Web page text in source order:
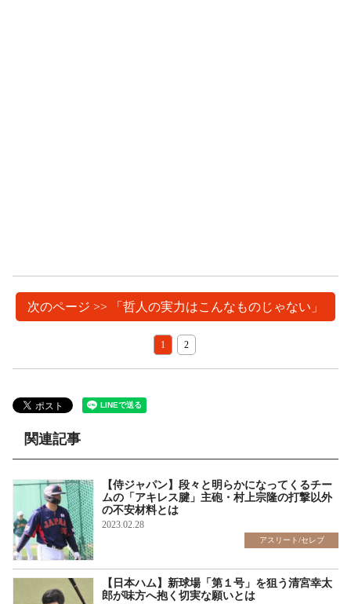
次のページ >> 「哲人の実力はこんなものじゃない」
1 2
関連記事
【侍ジャパン】段々と明らかになってくるチー
ムの「アキレス腱」主砲・村上宗隆の打撃以外
の不安材料とは
2023.02.28
アスリート/セレブ
【日本ハム】新球場「第１号」を狙う清宮幸太
郎が味方へ抱く切実な願いとは